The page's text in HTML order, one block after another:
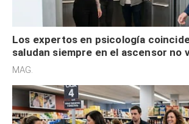
Los expertos en psicología
saludan siempre en el ascensor no
defensiva y tienen apertura social
MAG.